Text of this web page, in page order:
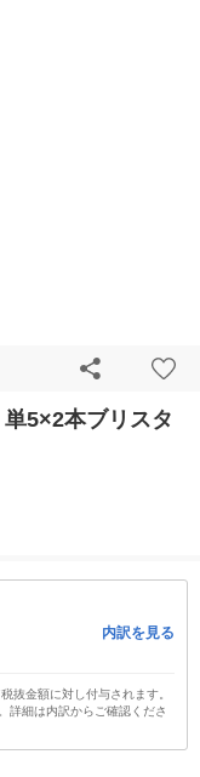
5×2本ブリスタ
内訳を見る
抜金額に対し付与されます。
詳細は内訳からご確認くださ